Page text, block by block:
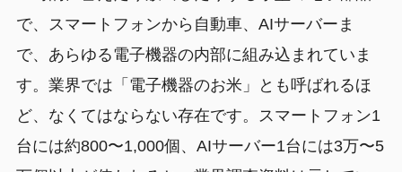
で、スマートフォンから自動車、AIサーバーま
で、あらゆる電子機器の内部に組み込まれていま
す。業界では「電子機器のお米」とも呼ばれるほ
ど、なくてはならない存在です。スマートフォン1
台には約800〜1,000個、AIサーバー1台には3万〜5